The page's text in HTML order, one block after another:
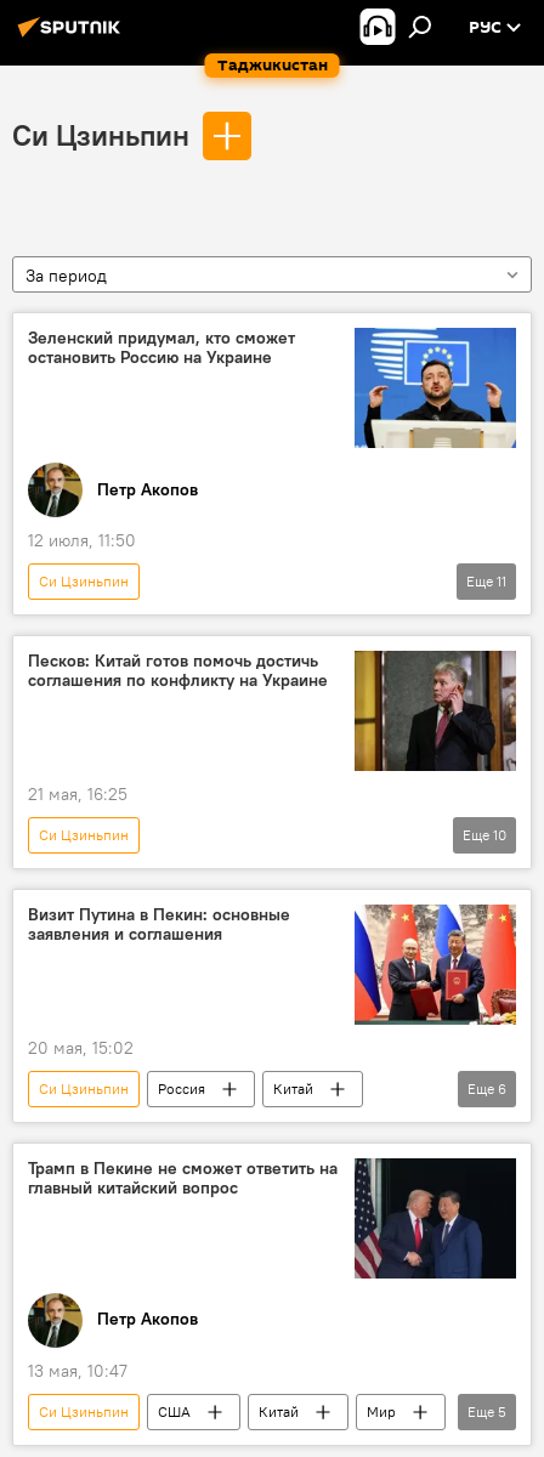
Таджикистан
РУС
Си Цзиньпин
За период
Зеленский придумал, кто сможет
остановить Россию на Украине
Петр Акопов
12 июля, 11:50
Си Цзиньпин
Спецоперация России по защите Донбасса: последние новости
Россия
Китай
Украина
Владимир Путин
Владимир Зеленский
Еще 11
Песков: Китай готов помочь достичь
соглашения по конфликту на Украине
21 мая, 16:25
Си Цзиньпин
Спецоперация России по защите Донбасса: последние новости
Россия
Китай
Украина
Дмитрий Песков
Владимир Путин
Еще 10
Визит Путина в Пекин: основные
заявления и соглашения
20 мая, 15:02
Си Цзиньпин Россия
Китай
Владимир Путин
сотрудничество
переговоры
Мир
Политика
Еще 6
Трамп в Пекине не сможет ответить на
главный китайский вопрос
Петр Акопов
13 мая, 10:47
Си Цзиньпин США Китай
Мир
Аналитика
Колумнисты
Политика
Еще 5